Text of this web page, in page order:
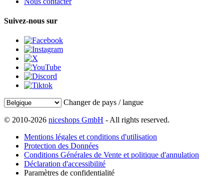
Suivez-nous sur
Changer de pays / langue
© 2010-2026 niceshops GmbH - All rights reserved.
Mentions légales et conditions d'utilisation
Protection des Données
Conditions Générales de Vente et politique d'annulation
Déclaration d'accessibilité
Paramètres de confidentialité